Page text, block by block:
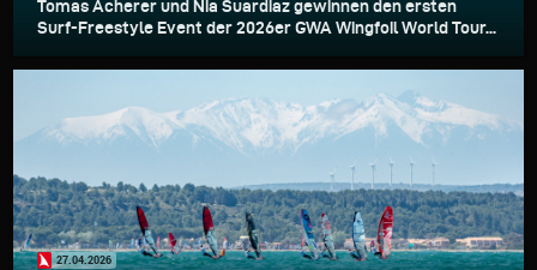
Tomas Acherer und Nia Suardiaz gewinnen den ersten
Surf-Freestyle Event der 2026er GWA Wingfoil World Tour...
27.04.2026